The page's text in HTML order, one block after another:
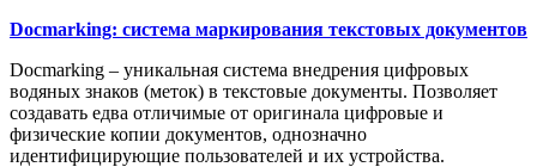
Docmarking: система маркирования текстовых документов
Docmarking – уникальная система внедрения цифровых
водяных знаков (меток) в текстовые документы. Позволяет
создавать едва отличимые от оригинала цифровые и
физические копии документов, однозначно
идентифицирующие пользователей и их устройства.